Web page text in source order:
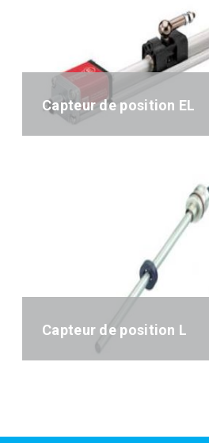
Capteur de position EL
Capteur de position L